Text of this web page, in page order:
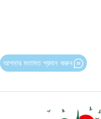
আপনার মতামত প্রদান করুন